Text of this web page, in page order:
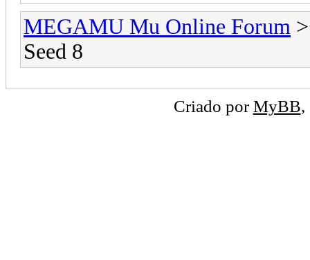
MEGAMU Mu Online Forum
Seed 8
Criado porMyBB,